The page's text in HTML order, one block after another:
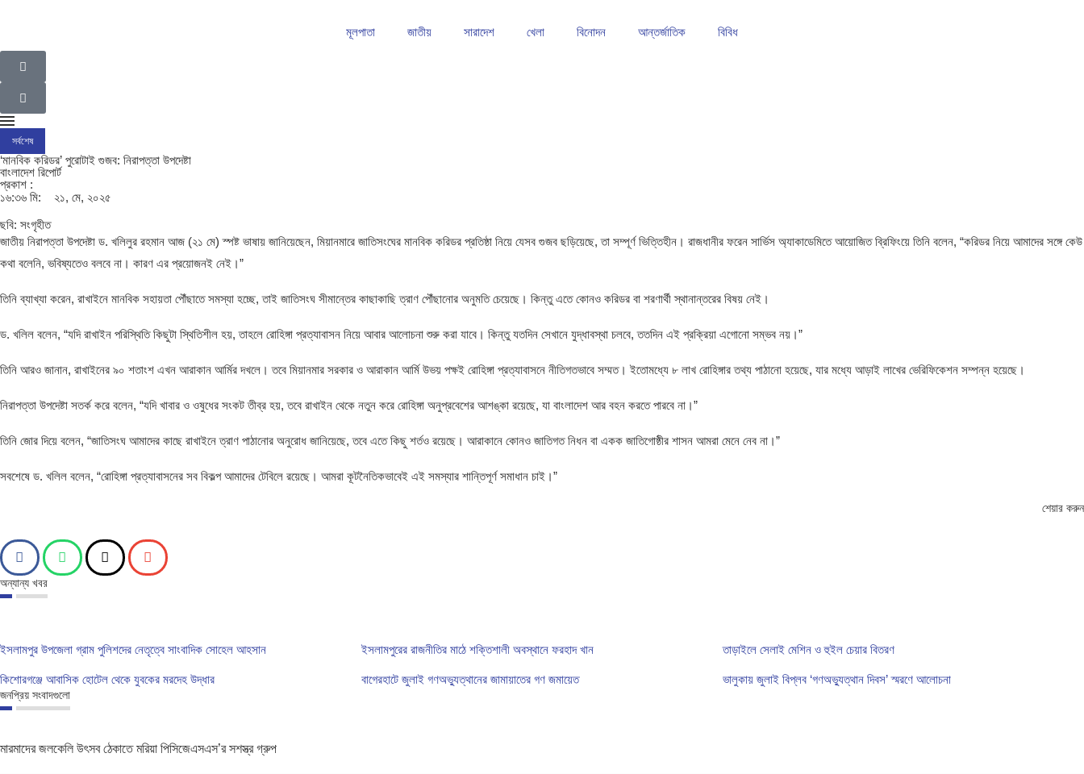
মূলপাতা জাতীয় সারাদেশ খেলা বিনোদন আন্তর্জাতিক বিবিধ
সর্বশেষ
‘মানবিক করিডর’ পুরোটাই গুজব: নিরাপত্তা উপদেষ্টা
বাংলাদেশ রিপোর্ট
প্রকাশ :
১৬:৩৬ মি:
২১, মে, ২০২৫
ছবি: সংগৃহীত
জাতীয় নিরাপত্তা উপদেষ্টা ড. খলিলুর রহমান আজ (২১ মে) স্পষ্ট ভাষায় জানিয়েছেন, মিয়ানমারে জাতিসংঘের মানবিক করিডর প্রতিষ্ঠা নিয়ে যেসব গুজব ছড়িয়েছে, তা সম্পূর্ণ ভিত্তিহীন। রাজধানীর ফরেন সার্ভিস অ্যাকাডেমিতে আয়োজিত ব্রিফিংয়ে তিনি বলেন, “করিডর নিয়ে আমাদের সঙ্গে কেউ
কথা বলেনি, ভবিষ্যতেও বলবে না। কারণ এর প্রয়োজনই নেই।”
তিনি ব্যাখ্যা করেন, রাখাইনে মানবিক সহায়তা পৌঁছাতে সমস্যা হচ্ছে, তাই জাতিসংঘ সীমান্তের কাছাকাছি ত্রাণ পৌঁছানোর অনুমতি চেয়েছে। কিন্তু এতে কোনও করিডর বা শরণার্থী স্থানান্তরের বিষয় নেই।
ড. খলিল বলেন, “যদি রাখাইন পরিস্থিতি কিছুটা স্থিতিশীল হয়, তাহলে রোহিঙ্গা প্রত্যাবাসন নিয়ে আবার আলোচনা শুরু করা যাবে। কিন্তু যতদিন সেখানে যুদ্ধাবস্থা চলবে, ততদিন এই প্রক্রিয়া এগোনো সম্ভব নয়।”
তিনি আরও জানান, রাখাইনের ৯০ শতাংশ এখন আরাকান আর্মির দখলে। তবে মিয়ানমার সরকার ও আরাকান আর্মি উভয় পক্ষই রোহিঙ্গা প্রত্যাবাসনে নীতিগতভাবে সম্মত। ইতোমধ্যে ৮ লাখ রোহিঙ্গার তথ্য পাঠানো হয়েছে, যার মধ্যে আড়াই লাখের ভেরিফিকেশন সম্পন্ন হয়েছে।
নিরাপত্তা উপদেষ্টা সতর্ক করে বলেন, “যদি খাবার ও ওষুধের সংকট তীব্র হয়, তবে রাখাইন থেকে নতুন করে রোহিঙ্গা অনুপ্রবেশের আশঙ্কা রয়েছে, যা বাংলাদেশ আর বহন করতে পারবে না।”
তিনি জোর দিয়ে বলেন, “জাতিসংঘ আমাদের কাছে রাখাইনে ত্রাণ পাঠানোর অনুরোধ জানিয়েছে, তবে এতে কিছু শর্তও রয়েছে। আরাকানে কোনও জাতিগত নিধন বা একক জাতিগোষ্ঠীর শাসন আমরা মেনে নেব না।”
সবশেষে ড. খলিল বলেন, “রোহিঙ্গা প্রত্যাবাসনের সব বিকল্প আমাদের টেবিলে রয়েছে। আমরা কূটনৈতিকভাবেই এই সমস্যার শান্তিপূর্ণ সমাধান চাই।”
শেয়ার করুন
অন্যান্য খবর
ইসলামপুর উপজেলা গ্রাম পুলিশদের নেতৃত্বে সাংবাদিক সোহেল আহসান ইসলামপুরের রাজনীতির মাঠে শক্তিশালী অবস্থানে ফরহাদ খান তাড়াইলে সেলাই মেশিন ও হুইল চেয়ার বিতরণ
কিশোরগঞ্জে আবাসিক হোটেল থেকে যুবকের মরদেহ উদ্ধার বাগেরহাটে জুলাই গণঅভ্যুত্থানের জামায়াতের গণ জমায়েত ভালুকায় জুলাই বিপ্লব ‘গণঅভ্যুত্থান দিবস’ স্মরণে আলোচনা
জনপ্রিয় সংবাদগুলো
মারমাদের জলকেলি উৎসব ঠেকাতে মরিয়া পিসিজেএসএস’র সশস্ত্র গ্রুপ